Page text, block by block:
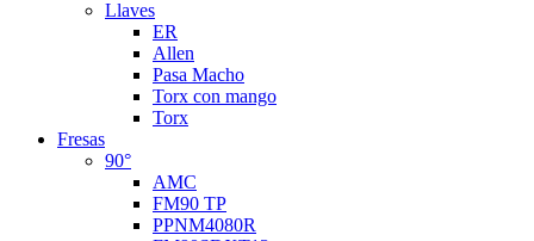
Llaves
ER
Allen
Pasa Macho
Torx con mango
Torx
Fresas
90°
AMC
FM90 TP
PPNM4080R